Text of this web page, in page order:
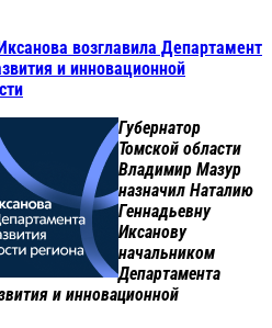
возглавила Департамент
и инновационной
Губернатор
Томской области
Владимир Мазур
назначил Наталию
Геннадьевну
Иксанову
начальником
Департамента
и инновационной